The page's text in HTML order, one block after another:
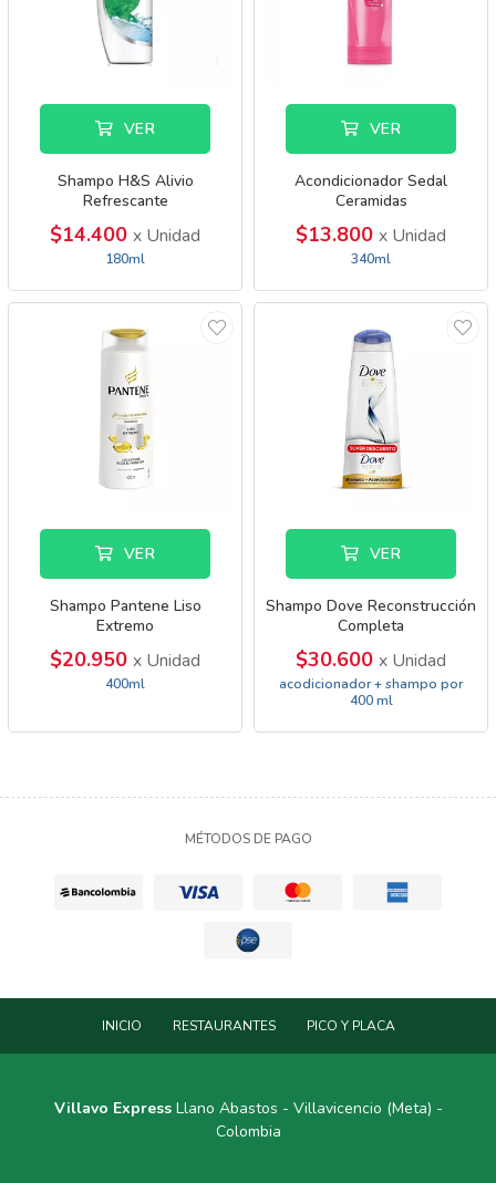
VER
Shampo H&S Alivio
Refrescante
$14.400 x Unidad
180ml
VER
Acondicionador Sedal
Ceramidas
$13.800 x Unidad
340ml
VER
Shampo Pantene Liso
Extremo
$20.950 x Unidad
400ml
VER
Shampo Dove Reconstrucción
Completa
$30.600 x Unidad
acodicionador + shampo por
400 ml
MÉTODOS DE PAGO
INICIO RESTAURANTES PICO Y PLACA
Villavo ExpressLlano Abastos - Villavicencio (Meta) -
Colombia